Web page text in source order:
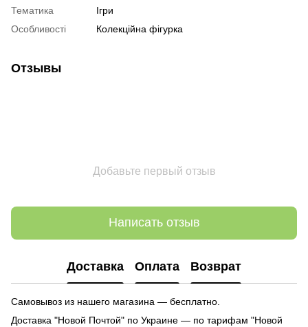
Тематика
Ігри
Особливості
Колекційна фігурка
Отзывы
Добавьте первый отзыв
Написать отзыв
Доставка Оплата Возврат
Самовывоз из нашего магазина — бесплатно.
Доставка "Новой Почтой" по Украине — по тарифам "Новой